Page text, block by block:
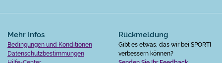
Mehr Infos
Bedingungen und Konditionen
Datenschutzbestimmungen
Rückmeldung
Gibt es etwas, das wir bei SPORTI
verbessern können?